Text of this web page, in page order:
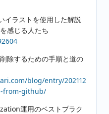
イラストを使用した解説
感じる人たち
除するための手順と道の
blog/entry/202112
from-github/
運用のベストプラク